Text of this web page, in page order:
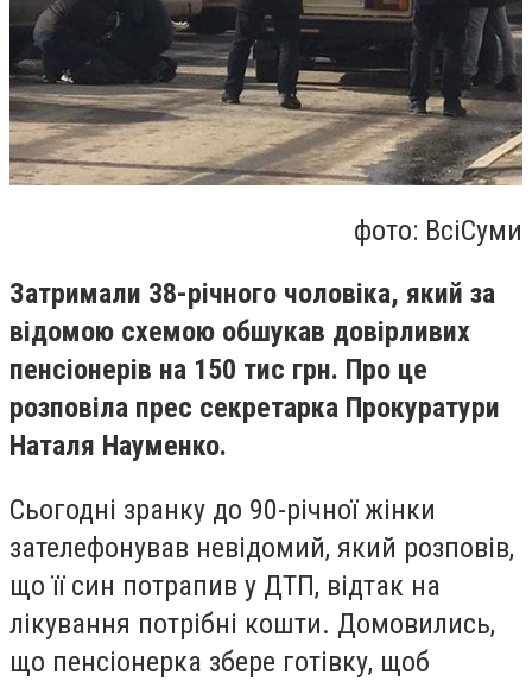
фото: ВсіСуми
Затримали 38-річного чоловіка, який за
відомою схемою обшукав довірливих
пенсіонерів на 150 тис грн. Про це
розповіла прес секретарка Прокуратури
Наталя Науменко.
Сьогодні зранку до 90-річної жінки
зателефонував невідомий, який розповів,
що її син потрапив у ДТП, відтак на
лікування потрібні кошти. Домовились,
що пенсіонерка збере готівку, щоб